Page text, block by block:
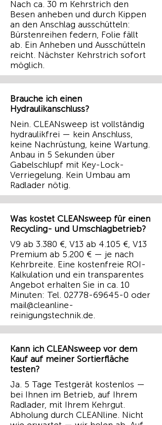
Nach ca. 30 m Kehrstrich den
Besen anheben und durch Kippen
an den Anschlag ausschütteln:
Bürstenreihen federn, Folie fällt
ab. Ein Anheben und Ausschütteln
reicht. Nächster Kehrstrich sofort
möglich.
Brauche ich einen
Hydraulikanschluss?
Nein. CLEANsweep ist vollständig
hydraulikfrei — kein Anschluss,
keine Nachrüstung, keine Wartung.
Anbau in 5 Sekunden über
Gabelschlupf mit Key-Lock-
Verriegelung. Kein Umbau am
Radlader nötig.
Was kostet CLEANsweep für einen
Recycling- und Umschlagbetrieb?
V9 ab 3.380 €, V13 ab 4.105 €, V13
Premium ab 5.200 € — je nach
Kehrbreite. Eine kostenfreie ROI-
Kalkulation und ein transparentes
Angebot erhalten Sie in ca. 10
Minuten: Tel. 02778-69645-0 oder
mail@cleanline-
reinigungstechnik.de.
Kann ich CLEANsweep vor dem
Kauf auf meiner Sortierfläche
testen?
Ja. 5 Tage Testgerät kostenlos —
bei Ihnen im Betrieb, auf Ihrem
Radlader, mit Ihrem Kehrgut.
Abholung durch CLEANline. Nicht